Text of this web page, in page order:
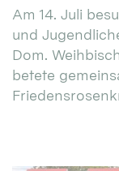
Am 14. Juli
und
Dom.
betete